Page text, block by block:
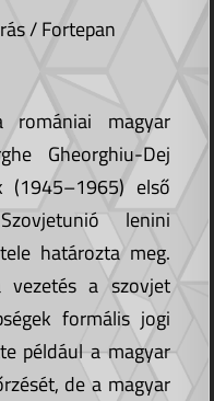
/ Fortepan
magyar
Gheorghiu-Dej
(1945–1965) első
lenini
határozta meg.
vezetés a szovjet
formális jogi
például a magyar
de a magyar